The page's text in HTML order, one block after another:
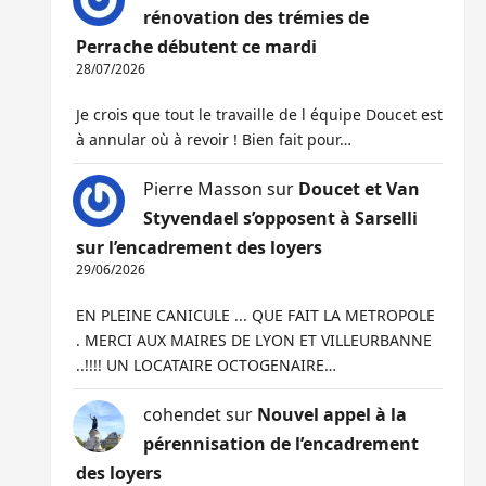
rénovation des trémies de
Perrache débutent ce mardi
28/07/2026
Je crois que tout le travaille de l équipe Doucet est
à annular où à revoir ! Bien fait pour…
Pierre Masson sur Doucet et Van
Styvendael s’opposent à Sarselli
sur l’encadrement des loyers
29/06/2026
EN PLEINE CANICULE ... QUE FAIT LA METROPOLE
. MERCI AUX MAIRES DE LYON ET VILLEURBANNE
..!!!! UN LOCATAIRE OCTOGENAIRE…
cohendetsur Nouvel appel à la
pérennisation de l’encadrement
des loyers